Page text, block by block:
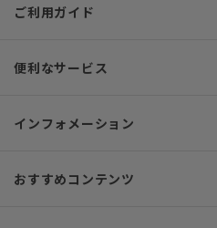
ご利用ガイド
便利なサービス
インフォメーション
おすすめコンテンツ